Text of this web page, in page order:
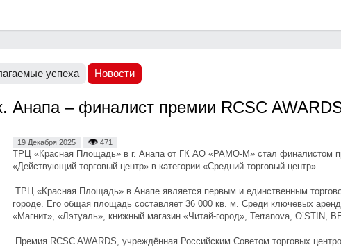
успеха Новости
Анапа – финалист премии RCSC
19 Декабря 2025 471
ТРЦ «Красная Площадь» в г. Анапа от ГК АО «РАМО-М» стал финалистом
«Действующий торговый центр» в категории «Средний торговый центр».
ТРЦ «Красная Площадь» в Анапе является первым и единственным
городе. Его общая площадь составляет 36 000 кв. м. Среди ключевых
«Магнит», «Лэтуаль», книжный магазин «Читай-город», Terranova, O’STIN,
Премия RCSC AWARDS, учреждённая Российским Советом торговых